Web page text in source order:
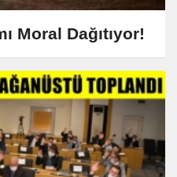
Moral Dağıtıyor!